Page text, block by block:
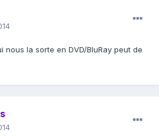
nous la sorte en DVD/BluRay peut de